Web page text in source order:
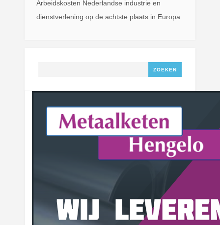
Arbeidskosten Nederlandse industrie en
dienstverlening op de achtste plaats in Europa